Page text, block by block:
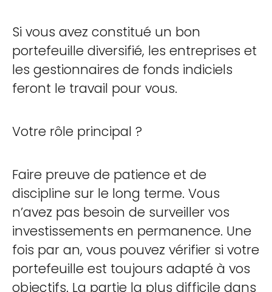
Si vous avez constitué un bon
portefeuille diversifié, les entreprises et
les gestionnaires de fonds indiciels
feront le travail pour vous.
Votre rôle principal ?
Faire preuve de patience et de
discipline sur le long terme. Vous
n’avez pas besoin de surveiller vos
investissements en permanence. Une
fois par an, vous pouvez vérifier si votre
portefeuille est toujours adapté à vos
objectifs. La partie la plus difficile dans